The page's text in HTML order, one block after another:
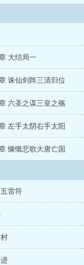
师，是武则天苦苦
大结局一
诛仙剑阵三清归位
六圣之谋三皇之殇
左手太阴右手太阳
慷慨悲歌大唐亡国
雷符